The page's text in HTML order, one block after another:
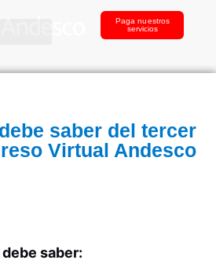
Paga nuestros
servicios
saber del tercer
Virtual Andesco
saber: